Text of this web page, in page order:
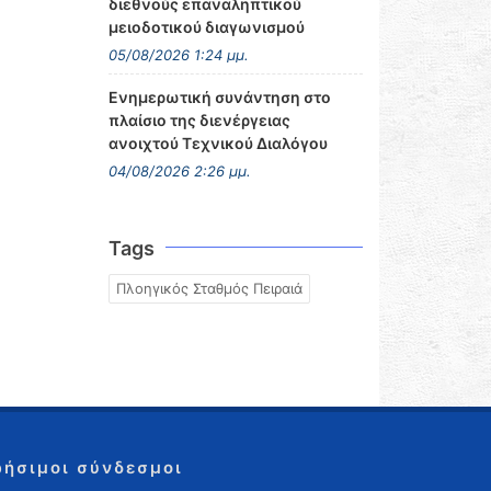
διεθνούς επαναληπτικού
μειοδοτικού διαγωνισμού
05/08/2026 1:24 μμ.
Ενημερωτική συνάντηση στο
πλαίσιο της διενέργειας
ανοιχτού Τεχνικού Διαλόγου
04/08/2026 2:26 μμ.
Tags
Πλοηγικός Σταθμός Πειραιά
σύνδεσμοι